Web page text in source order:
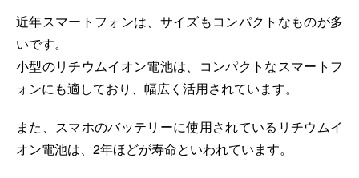
近年スマートフォンは、サイズもコンパクトなものが多
いです。
小型のリチウムイオン電池は、コンパクトなスマートフ
ォンにも適しており、幅広く活用されています。
また、スマホのバッテリーに使用されているリチウムイ
オン電池は、2年ほどが寿命といわれています。